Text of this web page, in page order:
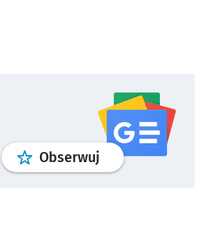
Obserwuj profilgoogle news